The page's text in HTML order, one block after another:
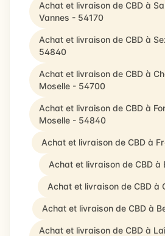
Achat et livraison de CBD à
Vannes - 54170
Achat et livraison de CBD à
54840
Achat et livraison de CBD à
Moselle - 54700
Achat et livraison de CBD à
Moselle - 54840
Achat et livraison de CBD à
Achat et livraison de CBD à
Achat et livraison de CBD à
Achat et livraison de CBD à
Achat et livraison de CBD à